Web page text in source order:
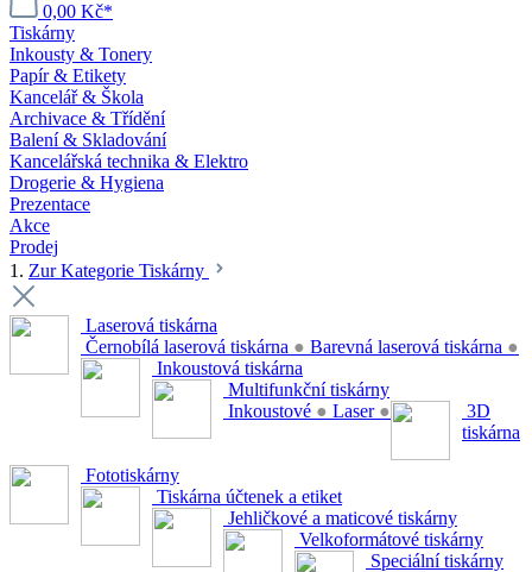
0,00 Kč*
Tiskárny
Inkousty & Tonery
Papír & Etikety
Kancelář & Škola
Archivace & Třídění
Balení & Skladování
Kancelářská technika & Elektro
Drogerie & Hygiena
Prezentace
Akce
Prodej
1. Zur Kategorie Tiskárny
Laserová tiskárna
Černobílá laserová tiskárna ● Barevná laserová tiskárna ●
Inkoustová tiskárna
Multifunkční tiskárny
Inkoustové ● Laser ●
3D
tiskárna
Fototiskárny
Tiskárna účtenek a etiket
Jehličkové a maticové tiskárny
Velkoformátové tiskárny
Speciální tiskárny